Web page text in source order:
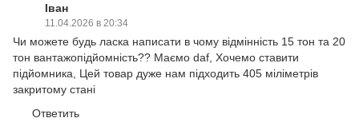
Іван
11.04.2026 в 20:34
Чи можете будь ласка написати в чому відмінність 15 тон та 20
тон вантажопідйомність?? Маємо daf, Хочемо ставити
підйомника, Цей товар дуже нам підходить 405 міліметрів
закритому стані
Ответить